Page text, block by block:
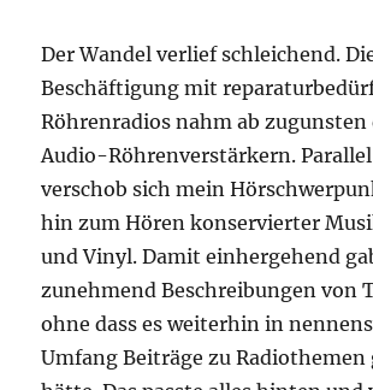
Der Wandel verlief schleichend.
Beschäftigung mit
Röhrenradios nahm ab zugunsten
Audio-Röhrenverstärkern.
verschob sich mein
hin zum Hören konservierter
und Vinyl. Damit einhergehend
zunehmend Beschreibungen von
ohne dass es weiterhin in
Umfang Beiträge zu Radiothemen